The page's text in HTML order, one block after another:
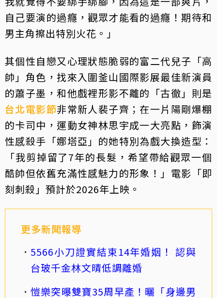
自己要演的過癮，觀眾才能看的過癮！期待和
男主角擦出特別火花。」
其個性自戀又心理狀態脆弱的富二代兒子「高
帥」角色，找來入圍釜山國際影展最佳新演員
的蕭子墨，和他戲裡形影不離的「古徹」則是
台北電影節非常新人裴子齊；在一片陽剛爆棚
的卡司中，運動女神林思宇成一大亮點，飾演
性感殺手「娜塔亞」的她特別為戲大換造型：
「我剪掉留了7年的長髮，希望帶給觀眾一個
酷帥但依舊充滿性感魅力的形象！」電影「即
刻刺殺」預計於2026年上映。
更多新聞報導
5566小刀證實結束14年婚姻！ 認與
台玻千金林文晴低調離婚
愷樂突曝雙寶35周早產！曬「身邊男